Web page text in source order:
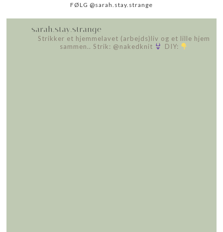
FØLG @sarah.stay.strange
sarah.stay.strange
Strikker et hjemmelavet (arbejds)liv og et lille hjem
sammen.. Strik: @nakedknit DIY: